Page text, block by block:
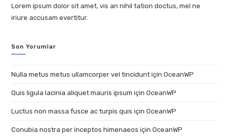
Lorem ipsum dolor sit amet, vis an nihil tation doctus, mel ne
iriure accusam evertitur.
Son Yorumlar
Nulla metus metus ullamcorper vel tincidunt içinOceanWP
Quis ligula lacinia aliquet mauris ipsum içinOceanWP
Luctus non massa fusce ac turpis quis içinOceanWP
Conubia nostra per inceptos himenaeos içinOceanWP